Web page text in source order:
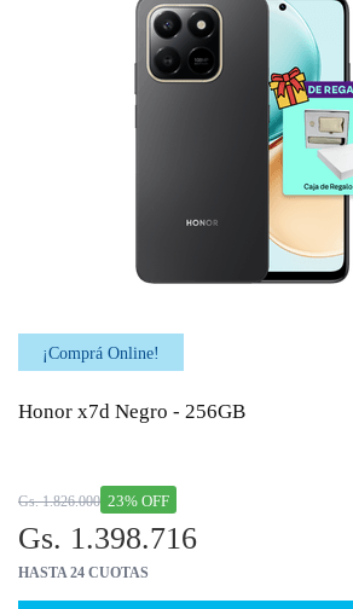
¡Comprá Online!
Honor x7d Negro - 256GB
23% OFF
Gs. 1.826.000
Gs. 1.398.716
HASTA 24 CUOTAS